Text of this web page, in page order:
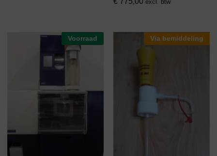
excl. btw
Voorraad Via bemiddeling